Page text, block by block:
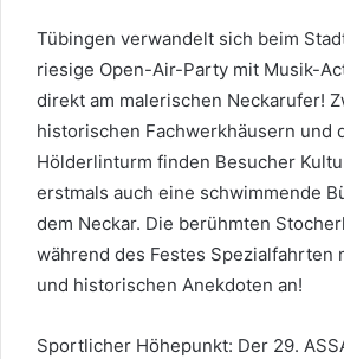
Tübingen verwandelt sich beim
riesige Open-Air-Party mit Musik-
direkt am malerischen Neckarufer!
historischen Fachwerkhäusern und
Hölderlinturm finden Besucher
erstmals auch eine schwimmende
dem Neckar. Die berühmten
während des Festes Spezialfahrten
und historischen Anekdoten an!
Sportlicher Höhepunkt: Der 29.